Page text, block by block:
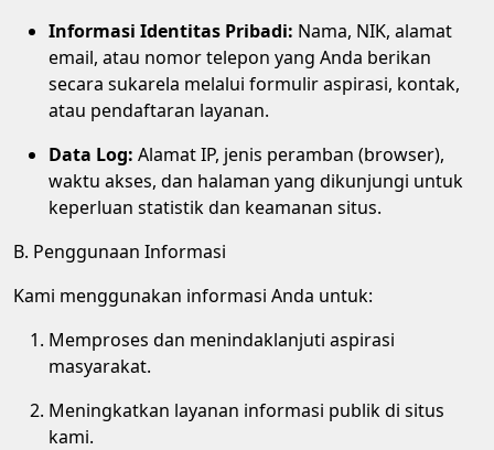
Informasi Identitas Pribadi: Nama, NIK, alamat
email, atau nomor telepon yang Anda berikan
secara sukarela melalui formulir aspirasi, kontak,
atau pendaftaran layanan.
Data Log: Alamat IP, jenis peramban (browser),
waktu akses, dan halaman yang dikunjungi untuk
keperluan statistik dan keamanan situs.
B. Penggunaan Informasi
Kami menggunakan informasi Anda untuk:
Memproses dan menindaklanjuti aspirasi
masyarakat.
Meningkatkan layanan informasi publik di situs
kami.